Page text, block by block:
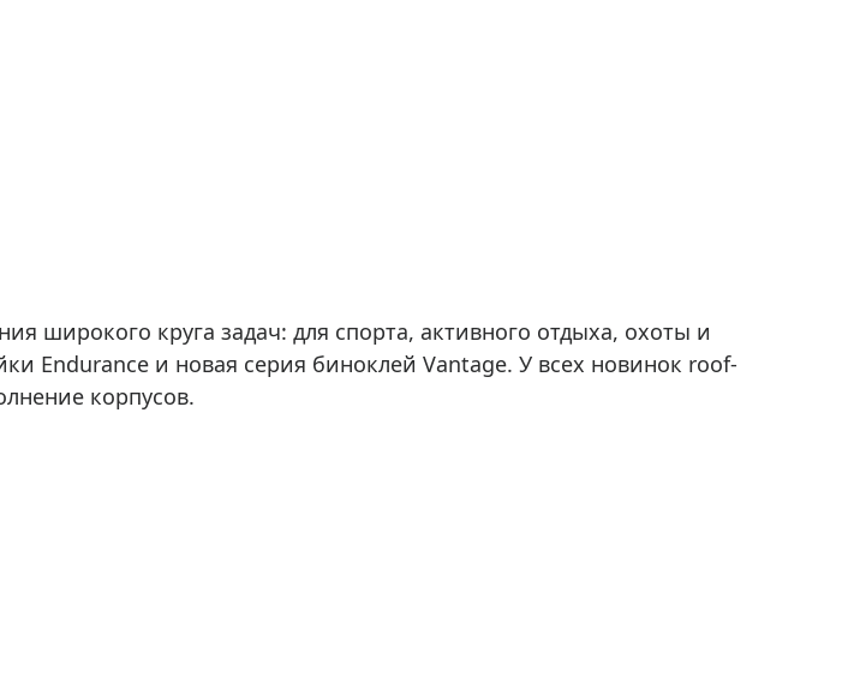
широкого круга задач: для спорта, активного отдыха, охоты и
Endurance и новая серия биноклей Vantage. У всех новинок roof-
корпусов.